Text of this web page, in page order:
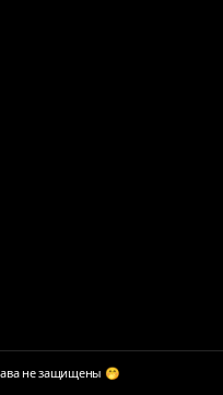
не защищены 🤭